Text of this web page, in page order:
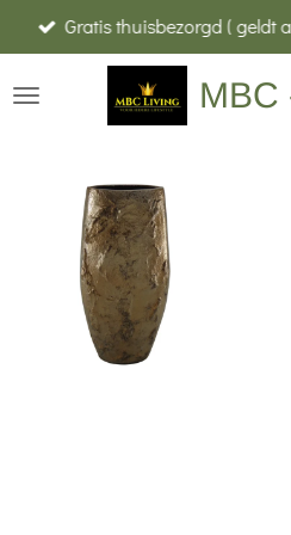
direct
naar
MBC
Gratis thuisbezorgd ( geldt